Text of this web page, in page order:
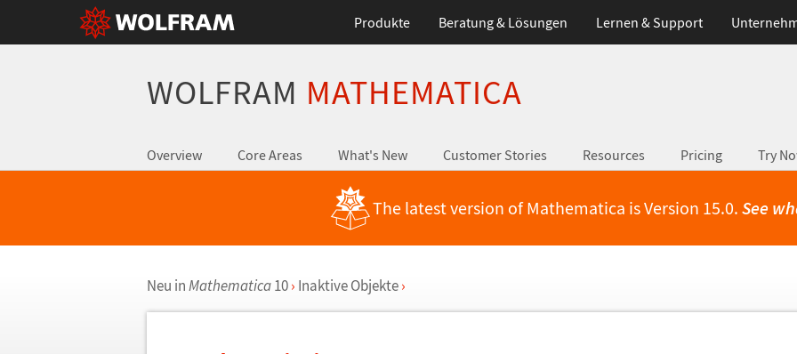
Produkte Beratung & Lösungen Lernen & Support
WOLFRAM MATHEMATICA
Overview Core Areas What's New Customer Stories Resources Pricing Try
The latest version of Mathematica is Version 15.0. See
Neu inMathematica10 › Inaktive Objekte ›